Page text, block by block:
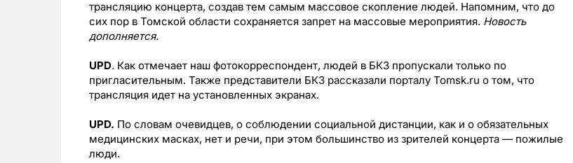
трансляцию концерта, создав тем самым массовое скопление людей. Напомним, что до
сих пор в Томской области сохраняется запрет на массовые мероприятия. Новость
дополняется.
UPD. Как отмечает наш фотокорреспондент, людей в БКЗ пропускали только по
пригласительным. Также представители БКЗ рассказали порталу Tomsk.ru о том, что
трансляция идет на установленных экранах.
UPD. По словам очевидцев, о соблюдении социальной дистанции, как и о обязательных
медицинских масках, нет и речи, при этом большинство из зрителей концерта — пожилые
люди.